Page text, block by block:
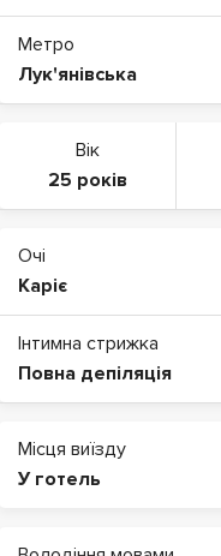
Метро
Лук'янівська
Вік
25 років
Очі
Каріє
Інтимна стрижка
Повна депіляція
Місця виїзду
У готель